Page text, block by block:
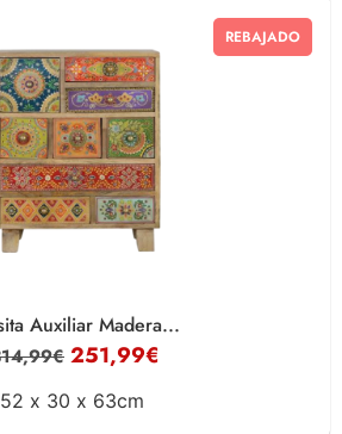
REBAJADO
Auxiliar Madera...
€ 251,99€
52 x 30 x 63cm